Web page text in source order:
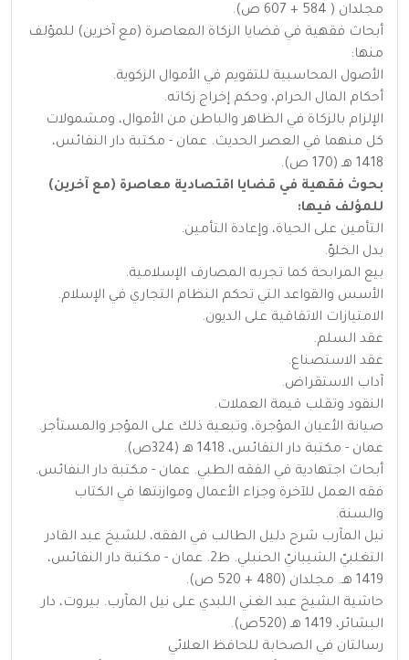
مجلدان ( 584 + 607 ص).
أبحاث فقهية في قضايا الزكاة المعاصرة (مع آخرين) للمؤلف
منها:
الأصول المحاسبية للتقويم في الأموال الزكوية.
أحكام المال الحرام، وحكم إخراج زكاته.
الإلزام بالزكاة في الظاهر والباطن من الأموال، ومشمولات
كل منهما في العصر الحديث. عمان - مكتبة دار النفائس،
1418 هـ (170 ص).
بحوث فقهية في قضايا اقتصادية معاصرة (مع آخرين)
للمؤلف فيها:
التأمين على الحياة، وإعادة التأمين.
بدل الخلوّ.
بيع المرابحة كما تجربه المصارف الإسلامية.
الأسس والقواعد التي تحكم النظام التجاري في الإسلام.
الامتيازات الاتفاقية على الديون.
عقد السلم.
عقد الاستصناع.
آداب الاستقراض.
النقود وتقلب قيمة العملات.
صيانة الأعيان المؤجرة، وتبعية ذلك على المؤجر والمستأجر.
عمان - مكتبة دار النفائس، 1418 هـ (324ص).
أبحاث اجتهادية في الفقه الطبي. عمان - مكتبة دار النفائس.
فقه العمل للآخرة وجزاء الأعمال وموازنتها في الكتاب
والسنة.
نيل المآرب شرح دليل الطالب في الفقه، للشيخ عبد القادر
التغلبيّ الشيبانيّ الحنبلي. ط2. عمان - مكتبة دار النفائس،
1419 هـ. مجلدان (480 + 520 ص).
حاشية الشيخ عبد الغني اللبدي على نيل المآرب. بيروت، دار
البشائر، 1419 هـ (520ص).
رسالتان في الصحابة للحافظ العلائي